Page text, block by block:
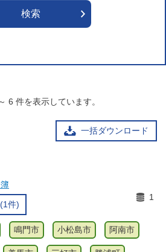
～ 6 件を表示しています。
一括ダウンロード
件)
1
鳴門市 小松島市 阿南市